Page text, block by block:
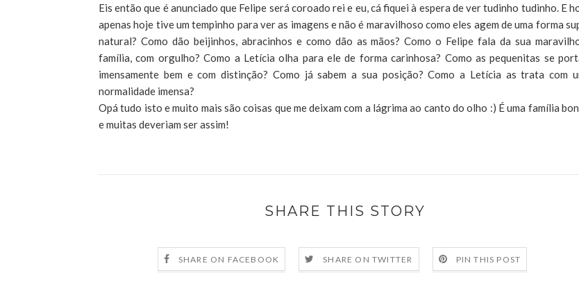
Eis então que é anunciado que Felipe será coroado rei e eu, cá fiquei à espera de ver tudinho tudinho. E
apenas hoje tive um tempinho para ver as imagens e não é maravilhoso como eles agem de uma forma
natural? Como dão beijinhos, abracinhos e como dão as mãos? Como o Felipe fala da sua
família, com orgulho? Como a Letícia olha para ele de forma carinhosa? Como as pequenitas se
imensamente bem e com distinção? Como já sabem a sua posição? Como a Letícia as trata com
normalidade imensa?
Opá tudo isto e muito mais são coisas que me deixam com a lágrima ao canto do olho :) É uma família
e muitas deveriam ser assim!
SHARE THIS STORY
SHARE ON FACEBOOK SHARE ON TWITTER PIN THIS POST